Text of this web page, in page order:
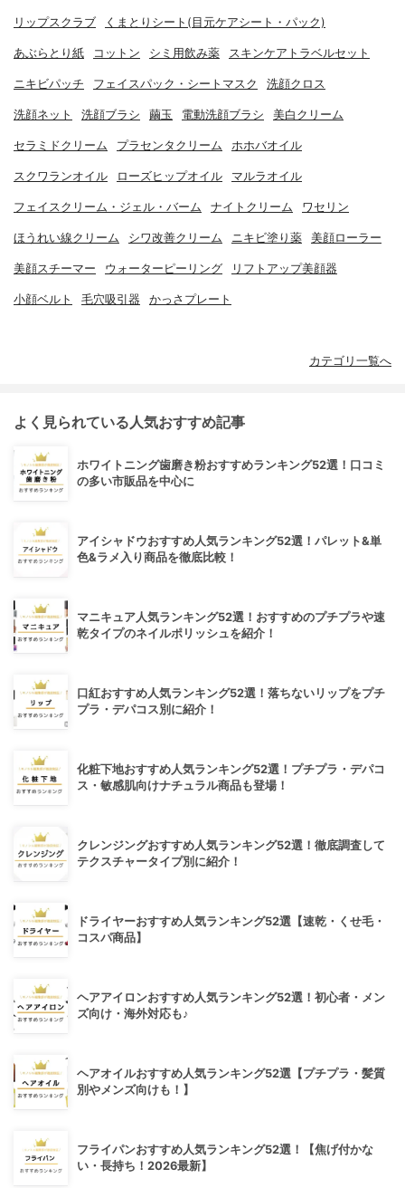
リップスクラブ くまとりシート(目元ケアシート・パック)
あぶらとり紙 コットン シミ用飲み薬 スキンケアトラベルセット
ニキビパッチ フェイスパック・シートマスク 洗顔クロス
洗顔ネット 洗顔ブラシ 繭玉 電動洗顔ブラシ 美白クリーム
セラミドクリーム プラセンタクリーム ホホバオイル
スクワランオイル ローズヒップオイル マルラオイル
フェイスクリーム・ジェル・バーム ナイトクリーム ワセリン
ほうれい線クリーム シワ改善クリーム ニキビ塗り薬 美顔ローラー
美顔スチーマー ウォーターピーリング リフトアップ美顔器
小顔ベルト 毛穴吸引器 かっさプレート
カテゴリ一覧へ
よく見られている人気おすすめ記事
ホワイトニング歯磨き粉おすすめランキング52選！口コミ
の多い市販品を中心に
アイシャドウおすすめ人気ランキング52選！パレット&単
色&ラメ入り商品を徹底比較！
マニキュア人気ランキング52選！おすすめのプチプラや速
乾タイプのネイルポリッシュを紹介！
口紅おすすめ人気ランキング52選！落ちないリップをプチ
プラ・デパコス別に紹介！
化粧下地おすすめ人気ランキング52選！プチプラ・デパコ
ス・敏感肌向けナチュラル商品も登場！
クレンジングおすすめ人気ランキング52選！徹底調査して
テクスチャータイプ別に紹介！
ドライヤーおすすめ人気ランキング52選【速乾・くせ毛・
コスパ商品】
ヘアアイロンおすすめ人気ランキング52選！初心者・メン
ズ向け・海外対応も♪
ヘアオイルおすすめ人気ランキング52選【プチプラ・髪質
別やメンズ向けも！】
フライパンおすすめ人気ランキング52選！【焦げ付かな
い・長持ち！2026最新】